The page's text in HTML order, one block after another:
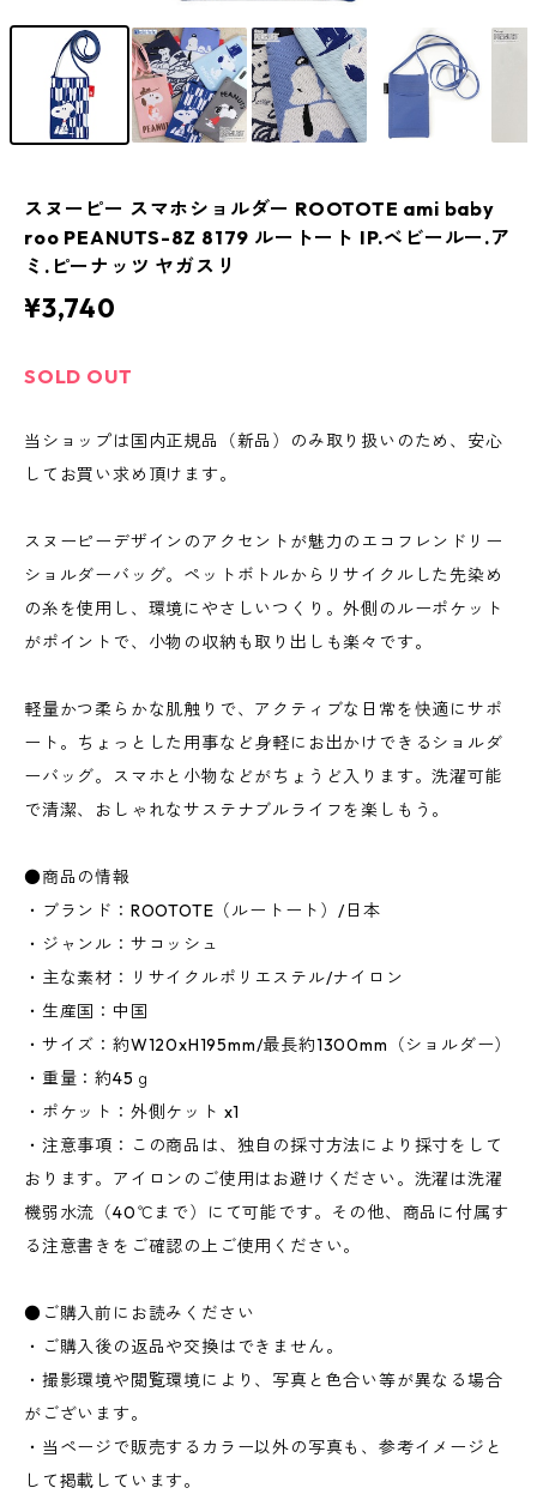
スヌーピー スマホショルダー ROOTOTE ami baby
roo PEANUTS-8Z 8179 ルートート IP.ベビールー.ア
ミ.ピーナッツ ヤガスリ
¥3,740
SOLD OUT
当ショップは国内正規品（新品）のみ取り扱いのため、安心
してお買い求め頂けます。
スヌーピーデザインのアクセントが魅力のエコフレンドリー
ショルダーバッグ。ペットボトルからリサイクルした先染め
の糸を使用し、環境にやさしいつくり。外側のルーポケット
がポイントで、小物の収納も取り出しも楽々です。
軽量かつ柔らかな肌触りで、アクティブな日常を快適にサポ
ート。ちょっとした用事など身軽にお出かけできるショルダ
ーバッグ。スマホと小物などがちょうど入ります。洗濯可能
で清潔、おしゃれなサステナブルライフを楽しもう。
●商品の情報
・ブランド：ROOTOTE（ルートート）/日本
・ジャンル：サコッシュ
・主な素材：リサイクルポリエステル/ナイロン
・生産国：中国
・サイズ：約W120xH195mm/最長約1300mm（ショルダー）
・重量：約45ｇ
・ポケット：外側ケット x1
・注意事項：この商品は、独自の採寸方法により採寸をして
おります。アイロンのご使用はお避けください。洗濯は洗濯
機弱水流（40℃まで）にて可能です。その他、商品に付属す
る注意書きをご確認の上ご使用ください。
●ご購入前にお読みください
・ご購入後の返品や交換はできません。
・撮影環境や閲覧環境により、写真と色合い等が異なる場合
がございます。
・当ページで販売するカラー以外の写真も、参考イメージと
して掲載しています。